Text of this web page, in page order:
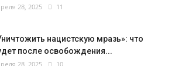
28, 2025 11
нацистскую мразь»: что
после освобождения...
28, 2025 10